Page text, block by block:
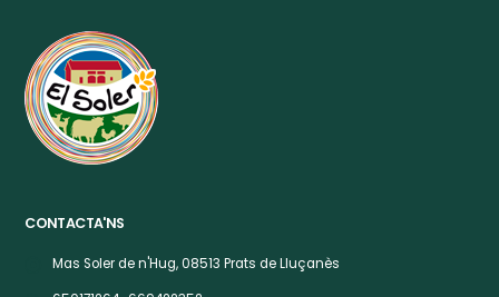
CONTACTA'NS
Mas Soler de n'Hug, 08513 Prats de Lluçanès